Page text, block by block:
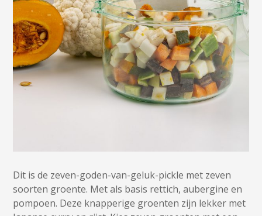
Dit is de zeven-goden-van-geluk-pickle met zeven
soorten groente. Met als basis rettich, aubergine en
pompoen. Deze knapperige groenten zijn lekker met